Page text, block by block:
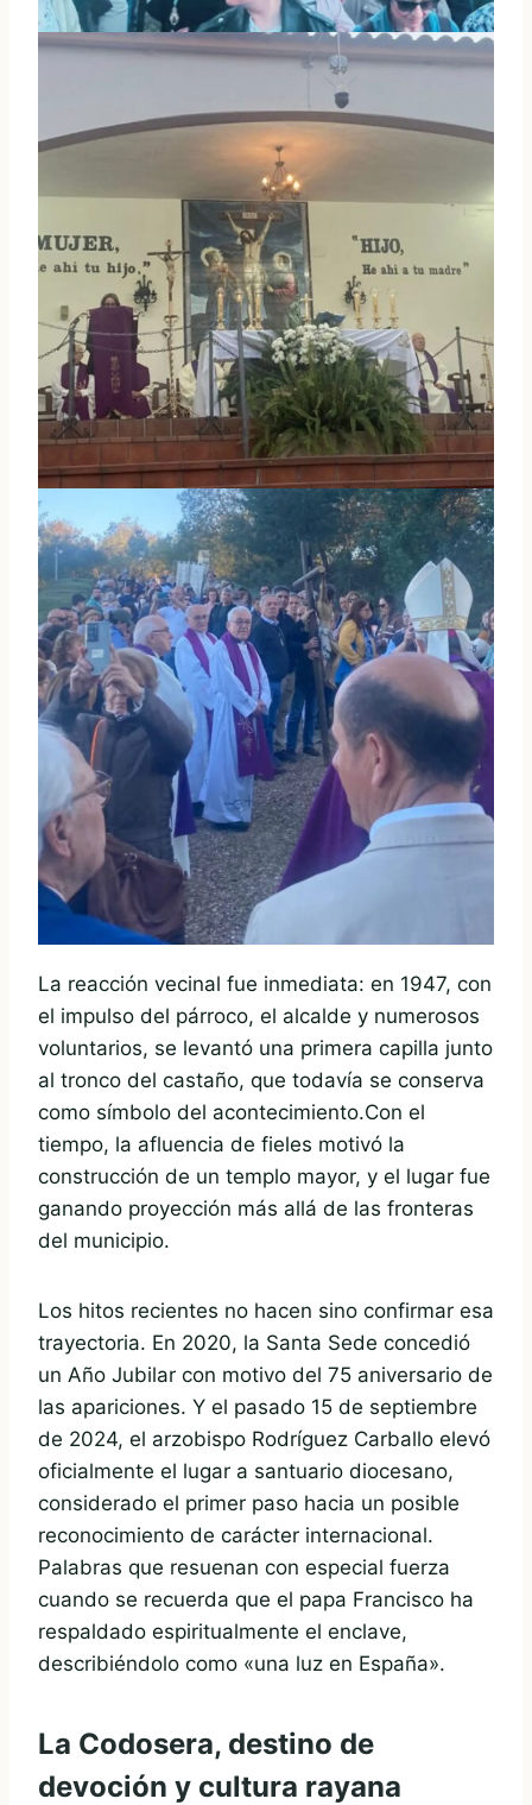
La reacción vecinal fue inmediata: en 1947, con
el impulso del párroco, el alcalde y numerosos
voluntarios, se levantó una primera capilla junto
al tronco del castaño, que todavía se conserva
como símbolo del acontecimiento.Con el
tiempo, la afluencia de fieles motivó la
construcción de un templo mayor, y el lugar fue
ganando proyección más allá de las fronteras
del municipio.
Los hitos recientes no hacen sino confirmar esa
trayectoria. En 2020, la Santa Sede concedió
un Año Jubilar con motivo del 75 aniversario de
las apariciones. Y el pasado 15 de septiembre
de 2024, el arzobispo Rodríguez Carballo elevó
oficialmente el lugar a santuario diocesano,
considerado el primer paso hacia un posible
reconocimiento de carácter internacional.
Palabras que resuenan con especial fuerza
cuando se recuerda que el papa Francisco ha
respaldado espiritualmente el enclave,
describiéndolo como «una luz en España».
La Codosera, destino de
devoción y cultura rayana